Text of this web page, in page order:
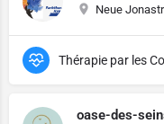
Neue
Thérapie par les
oase-des-